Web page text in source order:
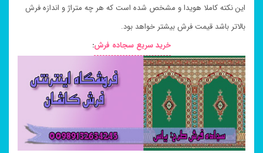
این نکته کاملا هویدا و مشخص شده است که هر چه متراژ و اندازه فرش
بالاتر باشد قیمت فرش بیشتر خواهد بود.
خرید سریع سجاده فرش: